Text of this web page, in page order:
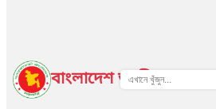
বাংলাদেশ জাতীয় তথ্য